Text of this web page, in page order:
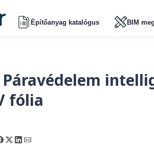
Építőanyag katalógus BIM
Páravédelem
fólia